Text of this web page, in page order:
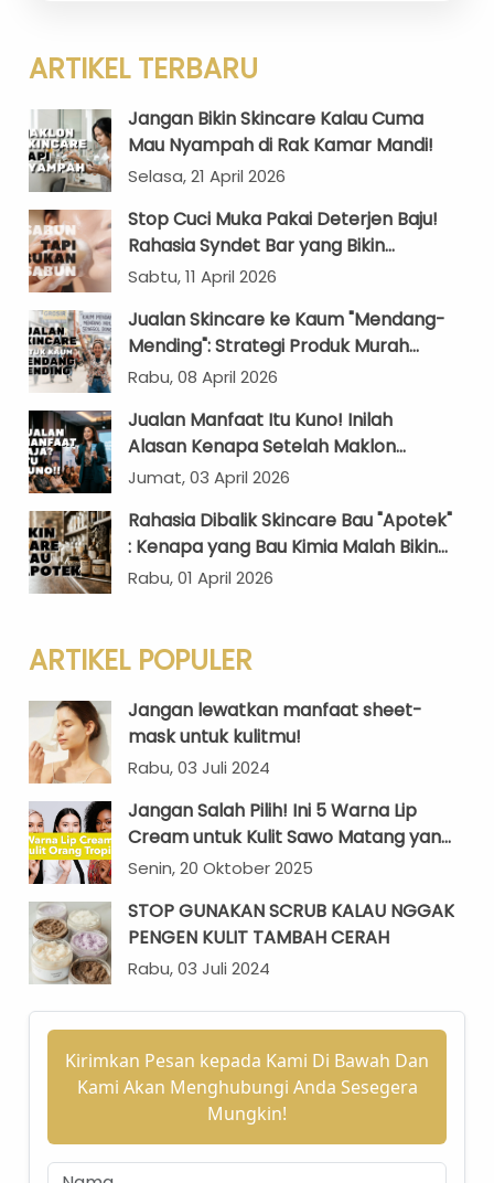
ARTIKEL TERBARU
Jangan Bikin Skincare Kalau Cuma
Mau Nyampah di Rak Kamar Mandi!
Selasa, 21 April 2026
Stop Cuci Muka Pakai Deterjen Baju!
Rahasia Syndet Bar yang Bikin
Kantong Brand Anda Makin Tebal
Sabtu, 11 April 2026
Jualan Skincare ke Kaum "Mendang-
Mending": Strategi Produk Murah
yang Nggak Kelihatan Murahan!
Rabu, 08 April 2026
Jualan Manfaat Itu Kuno! Inilah
Alasan Kenapa Setelah Maklon
Kosmetik, Brand Kamu Bakal “Zonk”
Jumat, 03 April 2026
Rahasia Dibalik Skincare Bau "Apotek"
: Kenapa yang Bau Kimia Malah Bikin
Glowing Maksimal?
Rabu, 01 April 2026
ARTIKEL POPULER
Jangan lewatkan manfaat sheet-
mask untuk kulitmu!
Rabu, 03 Juli 2024
Jangan Salah Pilih! Ini 5 Warna Lip
Cream untuk Kulit Sawo Matang yang
Sempurna di Iklim Tropis
Senin, 20 Oktober 2025
STOP GUNAKAN SCRUB KALAU NGGAK
PENGEN KULIT TAMBAH CERAH
Rabu, 03 Juli 2024
Kirimkan Pesan kepada Kami Di Bawah Dan
Kami Akan Menghubungi Anda Sesegera
Mungkin!